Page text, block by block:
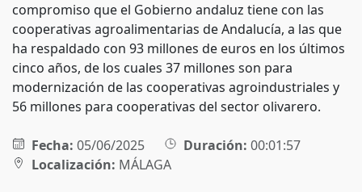
compromiso que el Gobierno andaluz tiene con las
cooperativas agroalimentarias de Andalucía, a las que
ha respaldado con 93 millones de euros en los últimos
cinco años, de los cuales 37 millones son para
modernización de las cooperativas agroindustriales y
56 millones para cooperativas del sector olivarero.
Fecha: 05/06/2025 Duración: 00:01:57
Localización: MÁLAGA